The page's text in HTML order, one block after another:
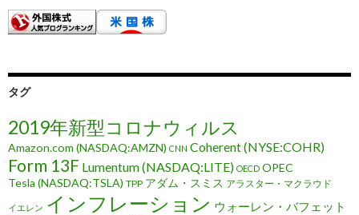
タグ
2019年新型コロナウィルス
Amazon.com (NASDAQ:AMZN) CNN Coherent (NYSE:COHR)
Form 13F Lumentum (NASDAQ:LITE) OECD OPEC
Tesla (NASDAQ:TSLA) TPP アダム・スミス アラスター・マクラウド
イエレン インフレーション ウォーレン・バフェット